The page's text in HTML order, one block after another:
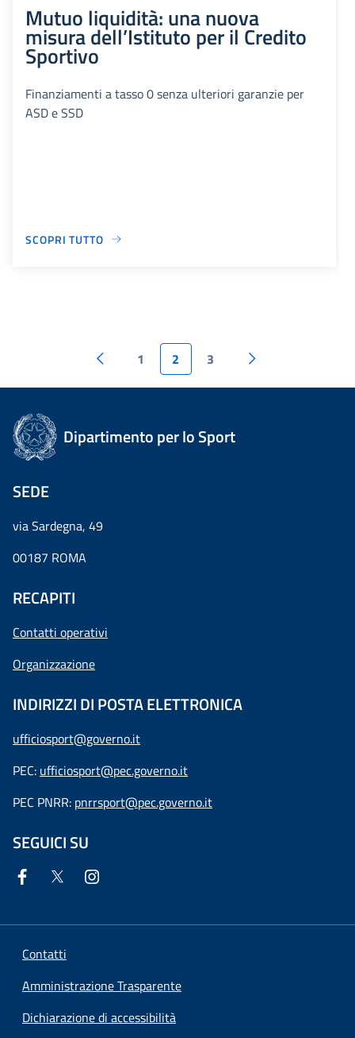
Mutuo liquidità: una nuova
misura dell’Istituto per il Credito
Sportivo
Finanziamenti a tasso 0 senza ulteriori garanzie per
ASD e SSD
SCOPRI TUTTO
1 2 3
Dipartimento per lo Sport
SEDE
via Sardegna, 49
00187 ROMA
RECAPITI
Contatti operativi
Organizzazione
INDIRIZZI DI POSTA ELETTRONICA
ufficiosport@governo.it
PEC: ufficiosport@pec.governo.it
PEC PNRR: pnrrsport@pec.governo.it
SEGUICI SU
Contatti
Amministrazione Trasparente
Dichiarazione di accessibilità